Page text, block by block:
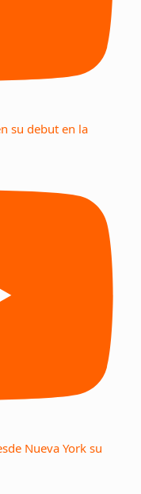
su debut en la
Nueva York su